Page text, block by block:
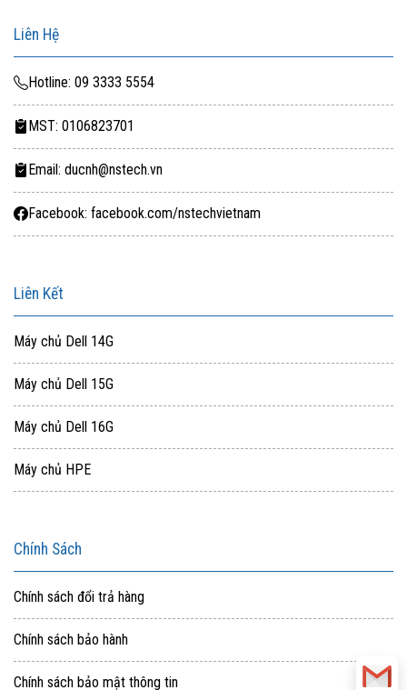
Liên Hệ
Hotline: 09 3333 5554
MST: 0106823701
Email: ducnh@nstech.vn
Facebook: facebook.com/nstechvietnam
Liên Kết
Máy chủ Dell 14G
Máy chủ Dell 15G
Máy chủ Dell 16G
Máy chủ HPE
Chính Sách
Chính sách đổi trả hàng
Chính sách bảo hành
Chính sách bảo mật thông tin